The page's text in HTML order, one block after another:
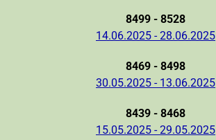
8499 - 8528
14.06.2025 - 28.06.2025
8469 - 8498
30.05.2025 - 13.06.2025
8439 - 8468
15.05.2025 - 29.05.2025